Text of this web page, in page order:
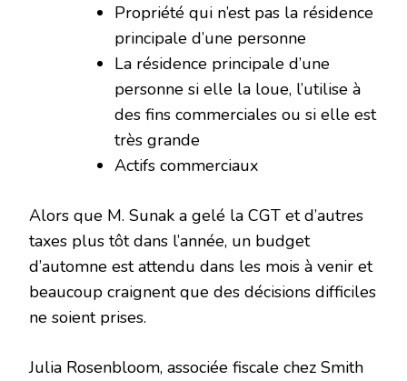
Propriété qui n’est pas la résidence
principale d’une personne
La résidence principale d’une
personne si elle la loue, l’utilise à
des fins commerciales ou si elle est
très grande
Actifs commerciaux
Alors que M. Sunak a gelé la CGT et d’autres
taxes plus tôt dans l’année, un budget
d’automne est attendu dans les mois à venir et
beaucoup craignent que des décisions difficiles
ne soient prises.
Julia Rosenbloom, associée fiscale chez Smith